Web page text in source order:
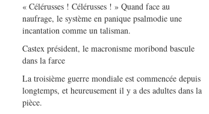
« Célérusses ! Célérusses ! » Quand face au
naufrage, le système en panique psalmodie une
incantation comme un talisman.
Castex président, le macronisme moribond bascule
dans la farce
La troisième guerre mondiale est commencée depuis
longtemps, et heureusement il y a des adultes dans la
pièce.